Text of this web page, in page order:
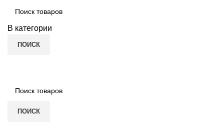
В категории
ПОИСК
ПОИСК